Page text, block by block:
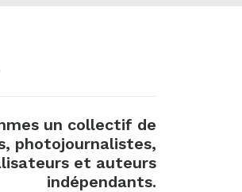
un collectif de
photojournalistes,
et auteurs
indépendants.